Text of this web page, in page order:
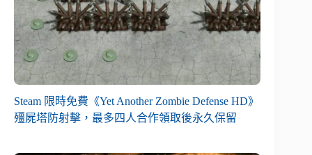
Steam 限時免費《Yet Another Zombie Defense HD》
殭屍塔防射擊，最多四人合作領取後永久保留